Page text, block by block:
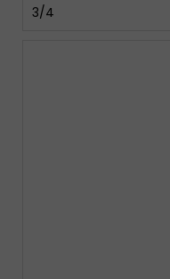
3/4